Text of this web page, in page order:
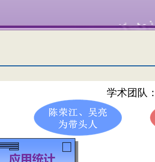
学术团队：